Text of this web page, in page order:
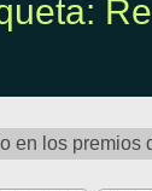
en los premios